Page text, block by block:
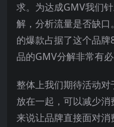
求。为达成GMV我们
解，分析流量是否缺
的爆款占据了这个品
品的GMV分解非常有
整体上我们期待活动
放在一起，可以减少
来说让品牌直接面对